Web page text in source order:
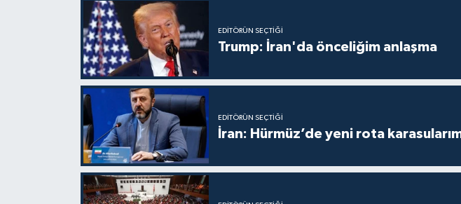
EDITÖRÜN SEÇTIĞI
Trump: İran'da önceliğim anlaşma
EDITÖRÜN SEÇTIĞI
İran: Hürmüz’de yeni rota